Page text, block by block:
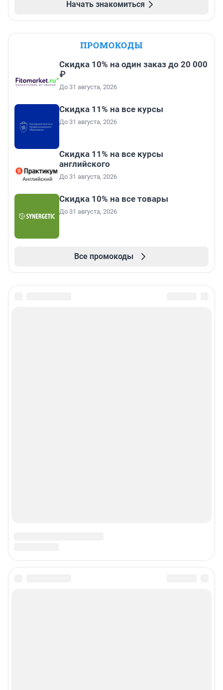
Начать знакомиться
ПРОМОКОДЫ
Скидка 10% на один заказ до 20 000
₽
До 31 августа, 2026
Скидка 11% на все курсы
До 31 августа, 2026
Скидка 11% на все курсы
английского
До 31 августа, 2026
Скидка 10% на все товары
До 31 августа, 2026
Все промокоды